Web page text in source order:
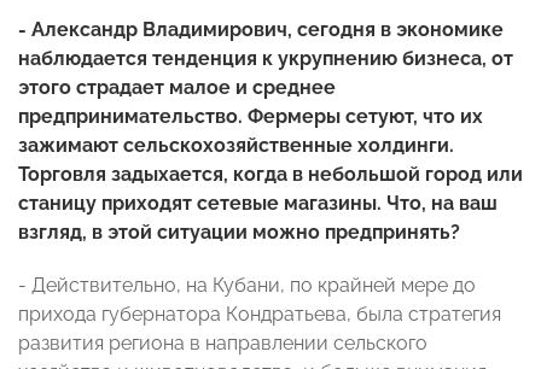
- Александр Владимирович, сегодня в экономике
наблюдается тенденция к укрупнению бизнеса, от
этого страдает малое и среднее
предпринимательство. Фермеры сетуют, что их
зажимают сельскохозяйственные холдинги.
Торговля задыхается, когда в небольшой город или
станицу приходят сетевые магазины. Что, на ваш
взгляд, в этой ситуации можно предпринять?
- Действительно, на Кубани, по крайней мере до
прихода губернатора Кондратьева, была стратегия
развития региона в направлении сельского